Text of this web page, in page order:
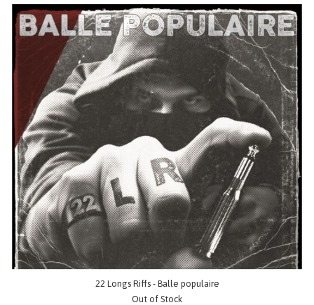
22 Longs Riffs - Balle populaire
Out of Stock